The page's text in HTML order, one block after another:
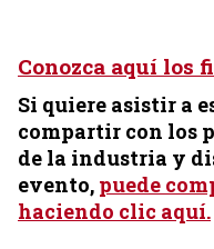
Conozca aquí los
Si quiere asistir a
compartir con los
de la industria y
evento, puede
haciendo clic aquí.